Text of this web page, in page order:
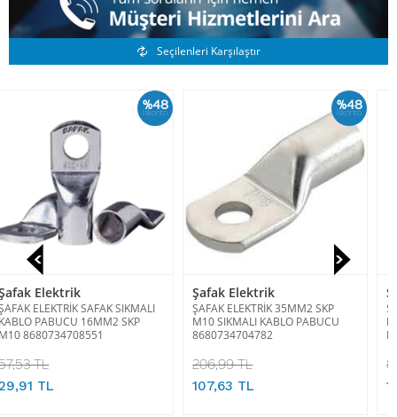
Benzer Ürünler
Seçilenleri Karşılaştır
%48
İskonto
Şafak Elektrik
ŞAFAK ELEKTRİK 35MM2 SKP
M10 SIKMALI KABLO PABUCU
8680734704782
206,99 TL
107,63 TL
%80
İskonto
Siemens
SIEMENS 3SB6160-0AB20-1CA0
KOMPLE YAY DÖNÜŞLÜ BUTON
METAL KIRMIZI 1NC
804,00 TL
134,00 TL + KDV